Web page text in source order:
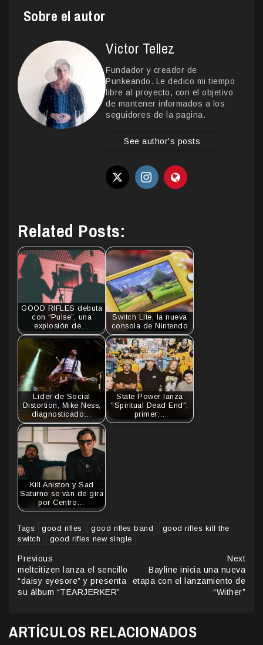
Sobre el autor
Victor Tellez
Fundador y creador de
Punkeando. Le dedico mi tiempo
libre al proyecto, con el objetivo
de mantener informados a los
seguidores de la pagina.
See author's posts
Related Posts:
GOOD RIFLES debuta
con “Pulse”, una
explosión de…
Switch Lite, la nueva
consola de Nintendo
Líder de Social
Distortion, Mike Ness,
diagnosticado…
State Power lanza
"Spiritual Dead End",
primer…
Kill Aniston y Sad
Saturno se van de gira
por Centro…
Tags: good rifles good rifles band
good rifles kill the
switch
good rifles new single
Continue
Reading
Previous
meltcitizen lanza el sencillo
“daisy eyesore” y presenta
su álbum “TEARJERKER”
Next
Bayline inicia una nueva
etapa con el lanzamiento de
“Wither”
ARTÍCULOS RELACIONADOS